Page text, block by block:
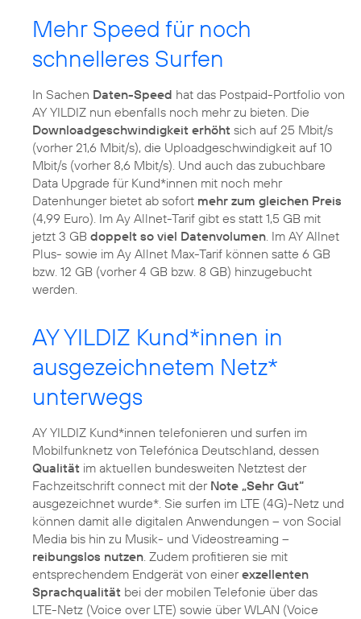
Mehr Speed für noch
schnelleres Surfen
In Sachen Daten-Speed hat das Postpaid-Portfolio von
AY YILDIZ nun ebenfalls noch mehr zu bieten. Die
Downloadgeschwindigkeit erhöht sich auf 25 Mbit/s
(vorher 21,6 Mbit/s), die Uploadgeschwindigkeit auf 10
Mbit/s (vorher 8,6 Mbit/s). Und auch das zubuchbare
Data Upgrade für Kund*innen mit noch mehr
Datenhunger bietet ab sofort mehr zum gleichen Preis
(4,99 Euro). Im Ay Allnet-Tarif gibt es statt 1,5 GB mit
jetzt 3 GB doppelt so viel Datenvolumen. Im AY Allnet
Plus- sowie im Ay Allnet Max-Tarif können satte 6 GB
bzw. 12 GB (vorher 4 GB bzw. 8 GB) hinzugebucht
AY YILDIZ Kund*innen in
ausgezeichnetem Netz*
unterwegs
AY YILDIZ Kund*innen telefonieren und surfen im
Mobilfunknetz von Telefónica Deutschland, dessen
Qualität im aktuellen bundesweiten Netztest der
Fachzeitschrift connect mit der Note „Sehr Gut“
ausgezeichnet wurde*. Sie surfen im LTE (4G)-Netz und
können damit alle digitalen Anwendungen – von Social
Media bis hin zu Musik- und Videostreaming –
reibungslos nutzen. Zudem profitieren sie mit
entsprechendem Endgerät von einerexzellenten
Sprachqualität bei der mobilen Telefonie über das
LTE-Netz (Voice over LTE) sowie über WLAN (Voice